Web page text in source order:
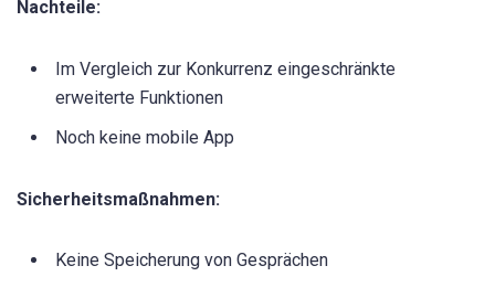
Nachteile:
Im Vergleich zur Konkurrenz eingeschränkte
erweiterte Funktionen
Noch keine mobile App
Sicherheitsmaßnahmen:
Keine Speicherung von Gesprächen